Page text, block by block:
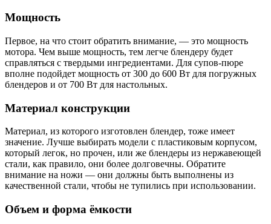
Мощность
Первое, на что стоит обратить внимание, — это мощность
мотора. Чем выше мощность, тем легче блендеру будет
справляться с твердыми ингредиентами. Для супов-пюре
вполне подойдет мощность от 300 до 600 Вт для погружных
блендеров и от 700 Вт для настольных.
Материал конструкции
Материал, из которого изготовлен блендер, тоже имеет
значение. Лучше выбирать модели с пластиковым корпусом,
который легок, но прочен, или же блендеры из нержавеющей
стали, как правило, они более долговечны. Обратите
внимание на ножи — они должны быть выполнены из
качественной стали, чтобы не тупились при использовании.
Объем и форма ёмкости